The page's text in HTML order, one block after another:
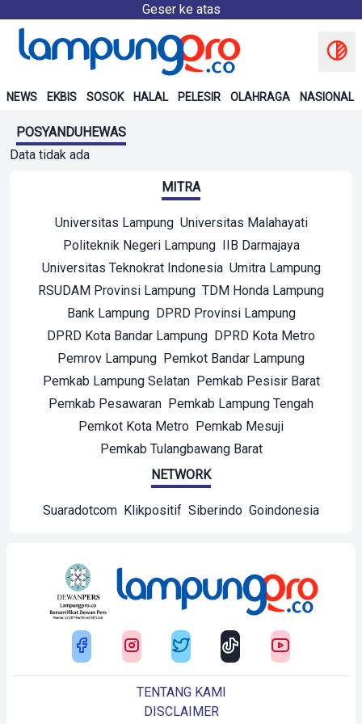
Geser ke atas
NEWS EKBIS SOSOK HALAL PELESIR OLAHRAGA NASIONAL
POSYANDUHEWAS
Data tidak ada
MITRA
Universitas Lampung Universitas Malahayati
Politeknik Negeri Lampung IIB Darmajaya
Universitas Teknokrat Indonesia Umitra Lampung
RSUDAM Provinsi Lampung TDM Honda Lampung
Bank Lampung DPRD Provinsi Lampung
DPRD Kota Bandar Lampung DPRD Kota Metro
Pemrov Lampung Pemkot Bandar Lampung
Pemkab Lampung Selatan Pemkab Pesisir Barat
Pemkab Pesawaran Pemkab Lampung Tengah
Pemkot Kota Metro Pemkab Mesuji
Pemkab Tulangbawang Barat
NETWORK
Suaradotcom Klikpositif Siberindo Goindonesia
TENTANG KAMI
DISCLAIMER